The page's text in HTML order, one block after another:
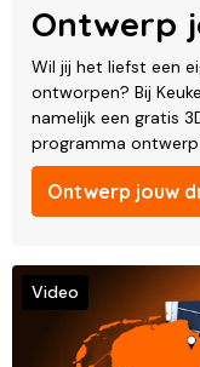
Ontwerp
Wil jij het liefst een
ontworpen? Bij
namelijk een gratis
programma
Ontwerp jouw
Video